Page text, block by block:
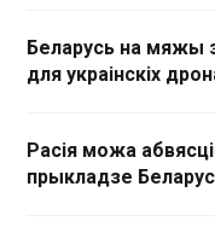
Беларусь на мяжы
для украінскіх
Расія можа
прыкладзе